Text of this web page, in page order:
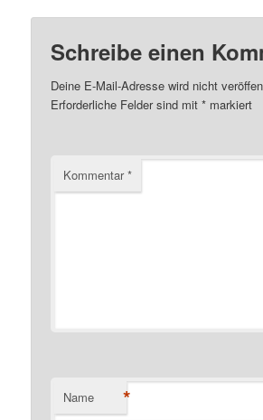
Schreibe einen
Deine E-Mail-Adresse wird nicht
Erforderliche Felder sind mit* markiert
Kommentar*
Name *